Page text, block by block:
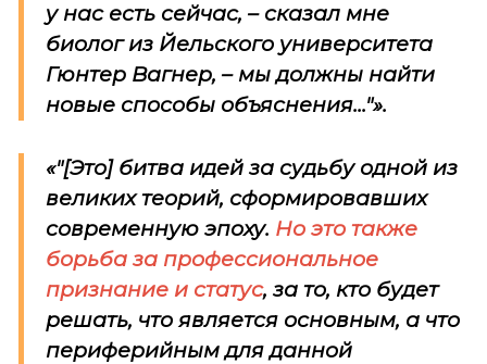
у нас есть сейчас, – сказал мне
биолог из Йельского университета
Гюнтер Вагнер, – мы должны найти
новые способы объяснения..."».
«"[Это] битва идей за судьбу одной из
великих теорий, сформировавших
современную эпоху. Но это также
борьба за профессиональное
признание и статус, за то, кто будет
решать, что является основным, а что
периферийным для данной